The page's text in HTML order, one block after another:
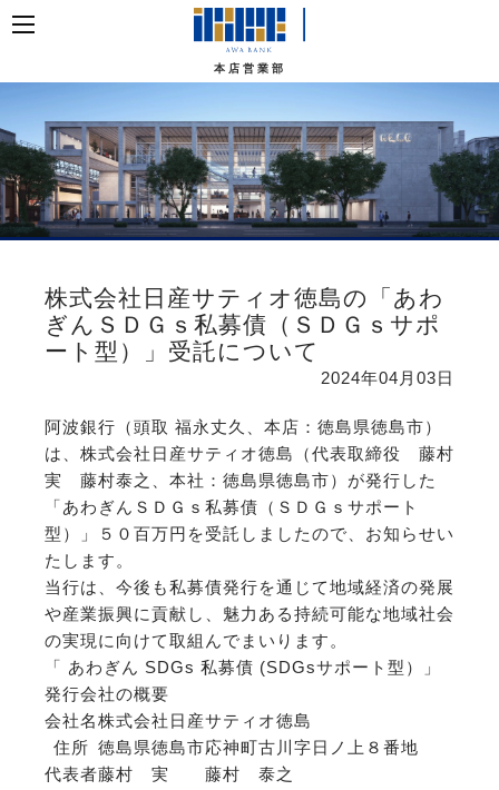
本店営業部
株式会社日産サティオ徳島の「あわ
ぎんＳＤＧｓ私募債（ＳＤＧｓサポ
ート型）」受託について
2024年04月03日
阿波銀行（頭取 福永丈久、本店：徳島県徳島市）
は、株式会社日産サティオ徳島（代表取締役 藤村
実 藤村泰之、本社：徳島県徳島市）が発行した
「あわぎんＳＤＧｓ私募債（ＳＤＧｓサポート
型）」５０百万円を受託しましたので、お知らせい
たします。
当行は、今後も私募債発行を通じて地域経済の発展
や産業振興に貢献し、魅力ある持続可能な地域社会
の実現に向けて取組んでまいります。
「 あわぎん SDGs 私募債 (SDGsサポート型）」
発行会社の概要
会社名株式会社日産サティオ徳島
住所 徳島県徳島市応神町古川字日ノ上８番地
代表者藤村 実 藤村 泰之